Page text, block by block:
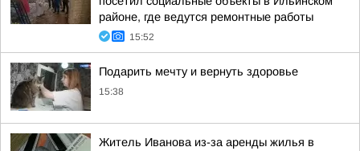
районе, где ведутся ремонтные работы
15:52
Подарить мечту и вернуть здоровье
15:38
Житель Иванова из-за аренды жилья в